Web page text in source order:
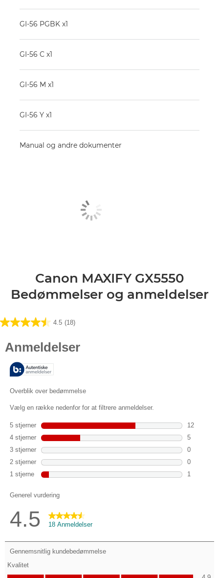
GI-56 PGBK x1
GI-56 C x1
GI-56 M x1
GI-56 Y x1
Manual og andre dokumenter
Canon MAXIFY GX5550
Bedømmelser og anmeldelser
4.5 (18)
4.5
af
stjerner.